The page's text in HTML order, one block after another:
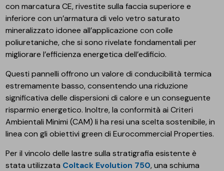
con marcatura CE, rivestite sulla faccia superiore e
inferiore con un’armatura di velo vetro saturato
mineralizzato idonee all’applicazione con colle
poliuretaniche, che si sono rivelate fondamentali per
migliorare l’efficienza energetica dell’edificio.
Questi pannelli offrono un valore di conducibilità termica
estremamente basso, consentendo una riduzione
significativa delle dispersioni di calore e un conseguente
risparmio energetico. Inoltre, la conformità ai Criteri
Ambientali Minimi (CAM) li ha resi una scelta sostenibile, in
linea con gli obiettivi green di Eurocommercial Properties.
Per il vincolo delle lastre sulla stratigrafia esistente è
stata utilizzata Coltack Evolution 750, una schiuma